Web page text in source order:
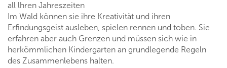
all lhren Jahreszeiten
Im Wald können sie ihre Kreativität und ihren
Erfindungsgeist ausleben, spielen rennen und toben. Sie
erfahren aber auch Grenzen und müssen sich wie in
herkömmlichen Kindergarten an grundlegende Regeln
des Zusammenlebens halten.